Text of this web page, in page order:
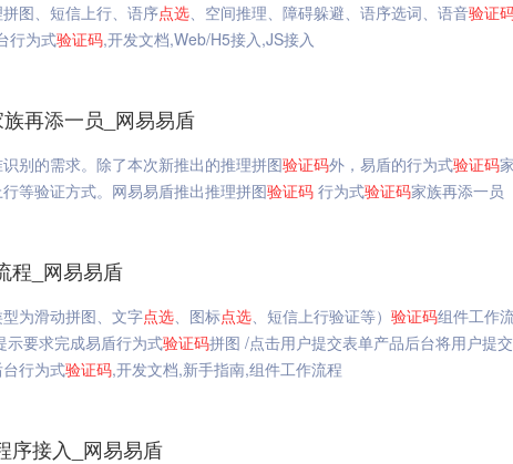
拼图、短信上行、语序点选、空间推理、障碍躲避、语序选词、语音验证
行为式验证码,开发文档,Web/H5接入,JS接入
族再添一员_网易易盾
识别的需求。除了本次新推出的推理拼图验证码外，易盾的行为式验证码
行等验证方式。网易易盾推出推理拼图验证码 行为式验证码家族再添一员
程_网易易盾
为滑动拼图、文字点选、图标点选、短信上行验证等） 验证码组件工作
示要求完成易盾行为式验证码拼图 /点击用户提交表单产品后台将用户提
行为式验证码,开发文档,新手指南,组件工作流程
序接入_网易易盾